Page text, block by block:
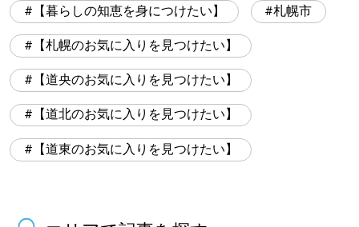
【暮らしの知恵を身につけたい】 札幌市
【札幌のお気に入りを見つけたい】
【道央のお気に入りを見つけたい】
【道北のお気に入りを見つけたい】
【道東のお気に入りを見つけたい】